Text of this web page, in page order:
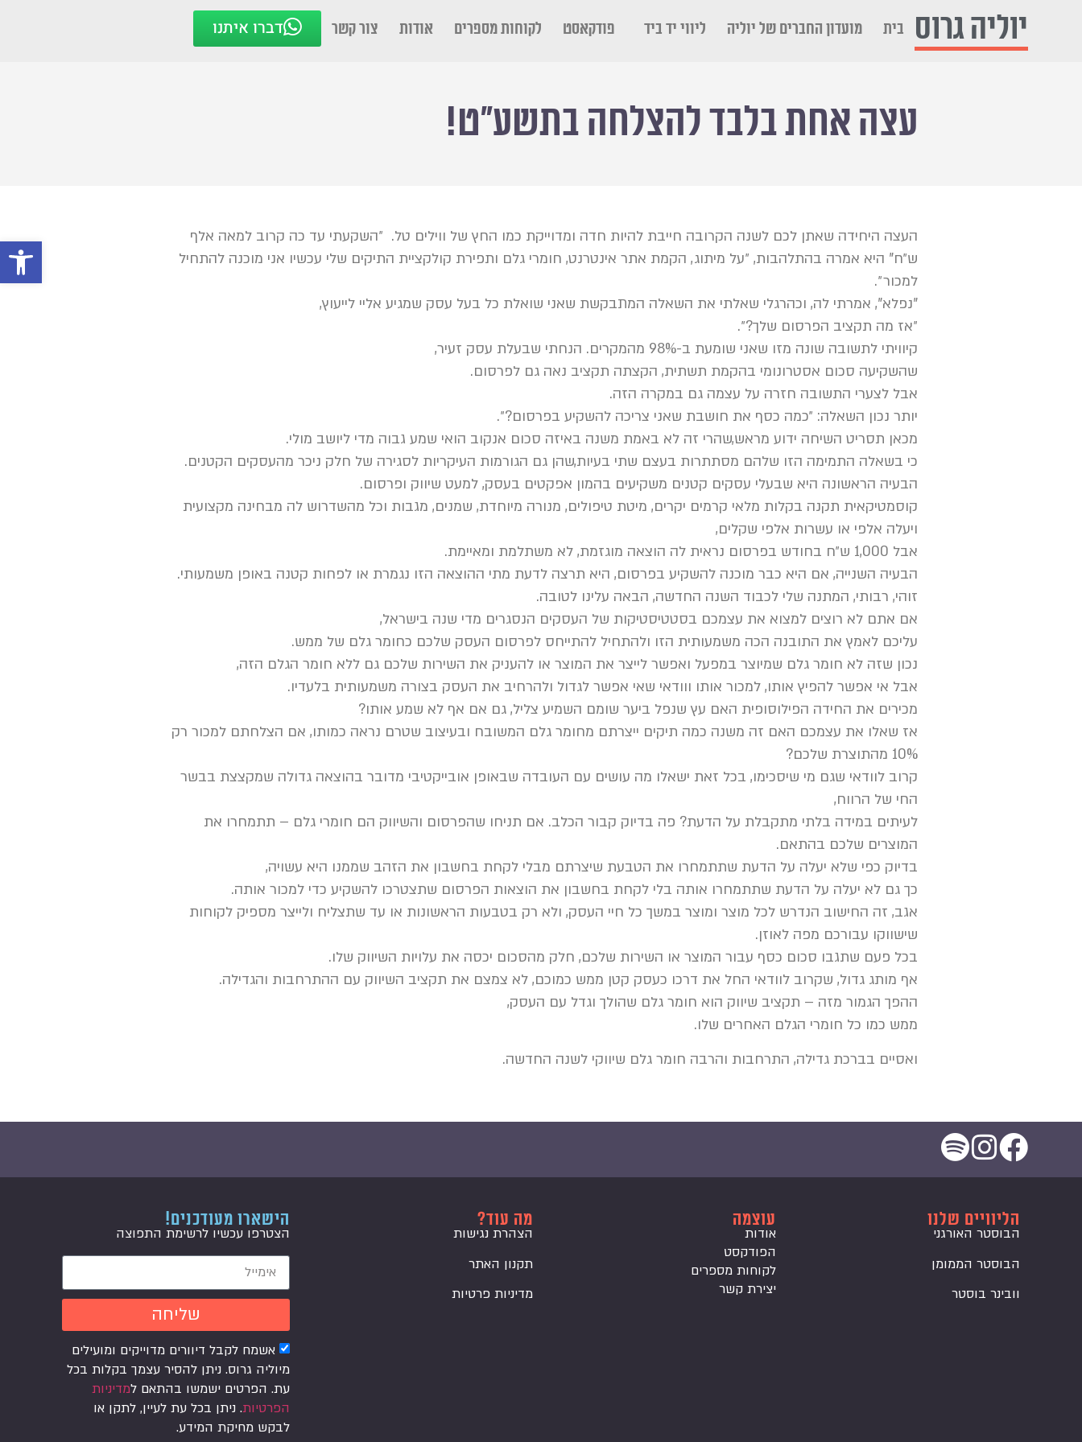
פתח
יוליה גרוס בית מועדון החברים של יוליה ליווי יד ביד פודקאסט לקוחות מספרים אודות צור קשר דברו איתנו
עצה אחת בלבד להצלחה בתשע״ט!‎
העצה היחידה שאתן לכם לשנה הקרובה חייבת להיות חדה ומדוייקת כמו החץ של ווילים טל. ״השקעתי עד כה קרוב למאה אלף
ש״ח" היא אמרה בהתלהבות, ״על מיתוג, הקמת אתר אינטרנט, חומרי גלם ותפירת קולקציית התיקים שלי עכשיו אני מוכנה להתחיל
למכור״.
"נפלא", אמרתי לה, וכהרגלי שאלתי את השאלה המתבקשת שאני שואלת כל בעל עסק שמגיע אליי לייעוץ,
״אז מה תקציב הפרסום שלך?״.
קיוויתי לתשובה שונה מזו שאני שומעת ב-98% מהמקרים. הנחתי שבעלת עסק זעיר,
שהשקיעה סכום אסטרונומי בהקמת תשתית, הקצתה תקציב נאה גם לפרסום.
אבל לצערי התשובה חזרה על עצמה גם במקרה הזה.
יותר נכון השאלה: ״כמה כסף את חושבת שאני צריכה להשקיע בפרסום?״.
מכאן תסריט השיחה ידוע מראש,שהרי זה לא באמת משנה באיזה סכום אנקוב הואי שמע גבוה מדי ליושב מולי.
כי בשאלה התמימה הזו שלהם מסתתרות בעצם שתי בעיות,שהן גם הגורמות העיקריות לסגירה של חלק ניכר מהעסקים הקטנים.
הבעיה הראשונה היא שבעלי עסקים קטנים משקיעים בהמון אפקטים בעסק, למעט שיווק ופרסום.
קוסמטיקאית תקנה בקלות מלאי קרמים יקרים, מיטת טיפולים, מנורה מיוחדת, שמנים, מגבות וכל מהשדרוש לה מבחינה מקצועית
ויעלה אלפי או עשרות אלפי שקלים,
אבל 1,000 ש״ח בחודש בפרסום נראית לה הוצאה מוגזמת, לא משתלמת ומאיימת.
הבעיה השנייה, אם היא כבר מוכנה להשקיע בפרסום, היא תרצה לדעת מתי ההוצאה הזו נגמרת או לפחות קטנה באופן משמעותי.
זוהי, רבותי, המתנה שלי לכבוד השנה החדשה, הבאה עלינו לטובה.
אם אתם לא רוצים למצוא את עצמכם בסטטיסטיקות של העסקים הנסגרים מדי שנה בישראל,
עליכם לאמץ את התובנה הכה משמעותית הזו ולהתחיל להתייחס לפרסום העסק שלכם כחומר גלם של ממש.
נכון שזה לא חומר גלם שמיוצר במפעל ואפשר לייצר את המוצר או להעניק את השירות שלכם גם ללא חומר הגלם הזה,
אבל אי אפשר להפיץ אותו, למכור אותו ווודאי שאי אפשר לגדול ולהרחיב את העסק בצורה משמעותית בלעדיו.
מכירים את החידה הפילוסופית האם עץ שנפל ביער שומם השמיע צליל, גם אם אף לא שמע אותו?
אז שאלו את עצמכם האם זה משנה כמה תיקים ייצרתם מחומר גלם המשובח ובעיצוב שטרם נראה כמותו, אם הצלחתם למכור רק
10% מהתוצרת שלכם?
קרוב לוודאי שגם מי שיסכימו, בכל זאת ישאלו מה עושים עם העובדה שבאופן אובייקטיבי מדובר בהוצאה גדולה שמקצצת בבשר
החי של הרווח,
לעיתים במידה בלתי מתקבלת על הדעת? פה בדיוק קבור הכלב. אם תניחו שהפרסום והשיווק הם חומרי גלם – תתמחרו את
המוצרים שלכם בהתאם.
בדיוק כפי שלא יעלה על הדעת שתתמחרו את הטבעת שיצרתם מבלי לקחת בחשבון את הזהב שממנו היא עשויה,
כך גם לא יעלה על הדעת שתתמחרו אותה בלי לקחת בחשבון את הוצאות הפרסום שתצטרכו להשקיע כדי למכור אותה.
אגב, זה החישוב הנדרש לכל מוצר ומוצר במשך כל חיי העסק, ולא רק בטבעות הראשונות או עד שתצליח ולייצר מספיק לקוחות
שישווקו עבורכם מפה לאוזן.
בכל פעם שתגבו סכום כסף עבור המוצר או השירות שלכם, חלק מהסכום יכסה את עלויות השיווק שלו.
אף מותג גדול, שקרוב לוודאי החל את דרכו כעסק קטן ממש כמוכם, לא צמצם את תקציב השיווק עם ההתרחבות והגדילה.
ההפך הגמור מזה – תקציב שיווק הוא חומר גלם שהולך וגדל עם העסק,
ממש כמו כל חומרי הגלם האחרים שלו.
ואסיים בברכת גדילה, התרחבות והרבה חומר גלם שיווקי לשנה החדשה.
הליוויים שלנו
הבוסטר האורגני
הבוסטר הממומן
וובינר בוסטר
עוצמה
אודות
הפודקסט
לקוחות מספרים
יצירת קשר
מה עוד?
הצהרת נגישות
תקנון האתר
מדיניות פרטיות
הישארו מעודכנים!
הצטרפו עכשיו לרשימת התפוצה
אשמח לקבל דיוורים מדוייקים ומועילים
מיוליה גרוס. ניתן להסיר עצמך בקלות בכל
עת. הפרטים ישמשו בהתאם למדיניות
הפרטיות. ניתן בכל עת לעיין, לתקן או
לבקש מחיקת המידע.
שליחה